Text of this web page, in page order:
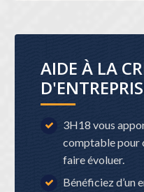
AIDE À LA
3H18 vous
comptable pour
faire évoluer.
Bénéficiez d’un